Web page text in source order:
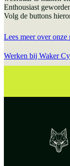
Enthousiast
Volg de buttons
Lees meer over onze
Werken bij Waker